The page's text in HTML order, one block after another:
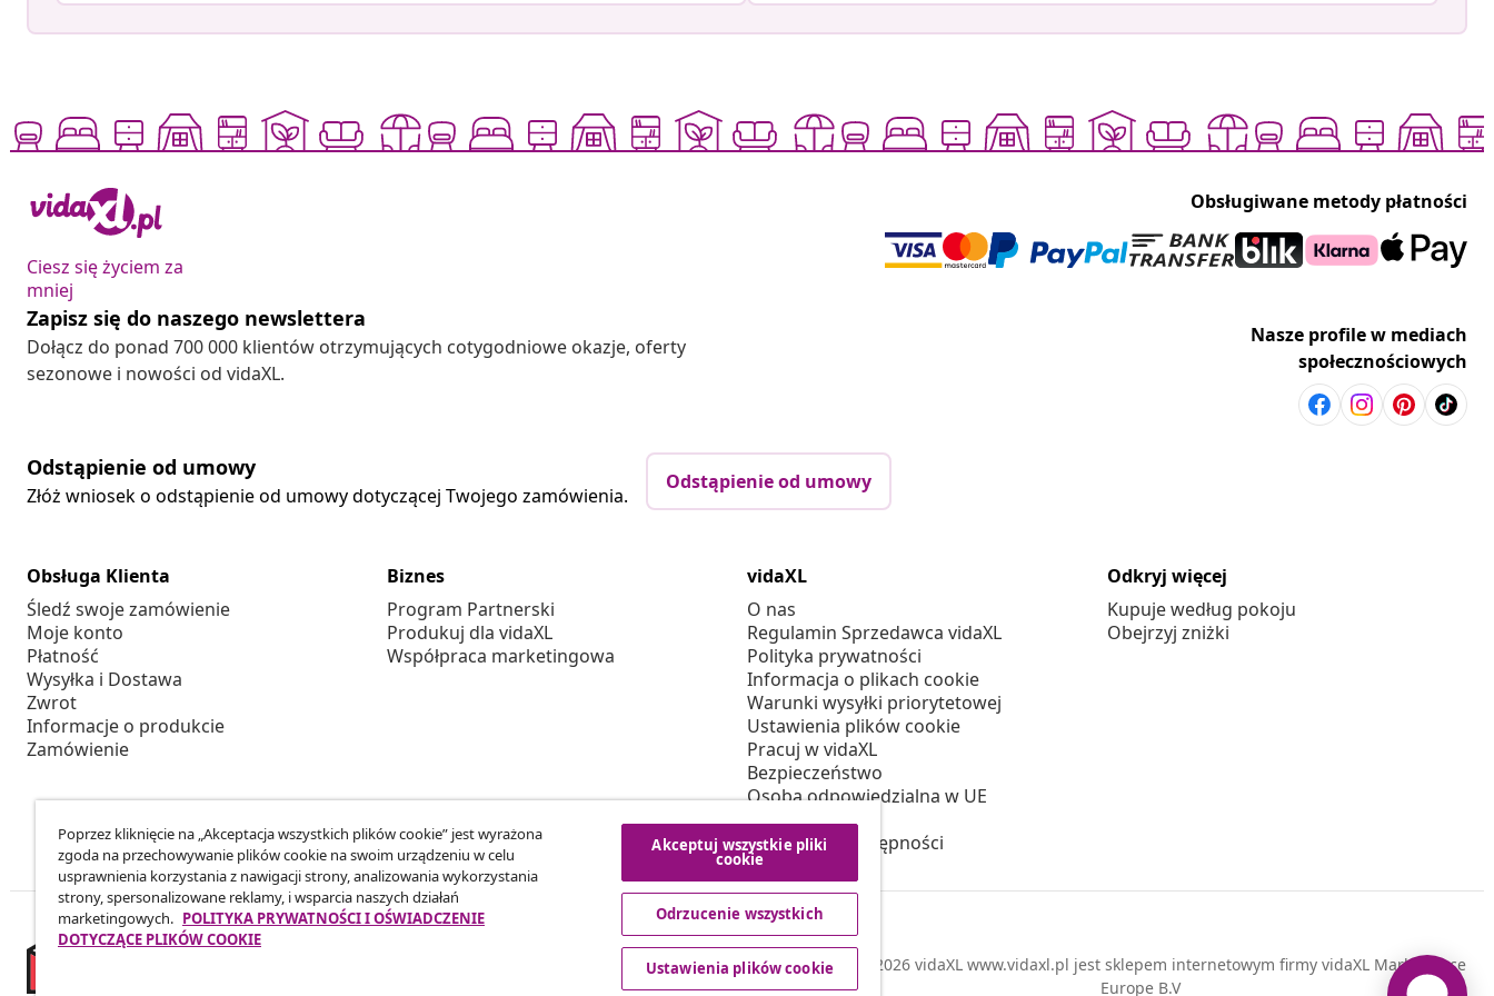
Ciesz się życiem za
mniej
Obsługiwane metody płatności
Zapisz się do naszego newslettera
Dołącz do ponad 700 000 klientów otrzymujących cotygodniowe okazje, oferty
sezonowe i nowości od vidaXL.
Nasze profile w mediach
społecznościowych
Odstąpienie od umowy
Złóż wniosek o odstąpienie od umowy dotyczącej Twojego zamówienia.
Odstąpienie od umowy
Obsługa Klienta
Śledź swoje zamówienie
Moje konto
Płatność
Wysyłka i Dostawa
Zwrot
Informacje o produkcie
Zamówienie
Biznes
Program Partnerski
Produkuj dla vidaXL
Współpraca marketingowa
vidaXL
O nas
Regulamin Sprzedawca vidaXL
Polityka prywatności
Informacja o plikach cookie
Warunki wysyłki priorytetowej
Ustawienia plików cookie
Pracuj w vidaXL
Bezpieczeństwo
Osoba odpowiedzialna w UE
Polityką EPR
Deklaracja dostępności
Odkryj więcej
Kupuje według pokoju
Obejrzyj zniżki
© 2008-2026 vidaXL www.vidaxl.pl jest sklepem internetowym firmy vidaXL Marketplace
Europe B.V
Poprzez kliknięcie na „Akceptacja wszystkich plików cookie” jest wyrażona
zgoda na przechowywanie plików cookie na swoim urządzeniu w celu
usprawnienia korzystania z nawigacji strony, analizowania wykorzystania
strony, spersonalizowane reklamy, i wsparcia naszych działań
marketingowych. POLITYKA PRYWATNOŚCI I OŚWIADCZENIE
DOTYCZĄCE PLIKÓW COOKIE
Akceptuj wszystkie pliki
cookie
Odrzucenie wszystkich
Ustawienia plików cookie